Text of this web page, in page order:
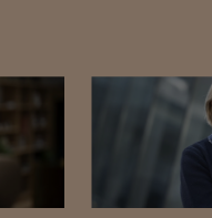
att kunna